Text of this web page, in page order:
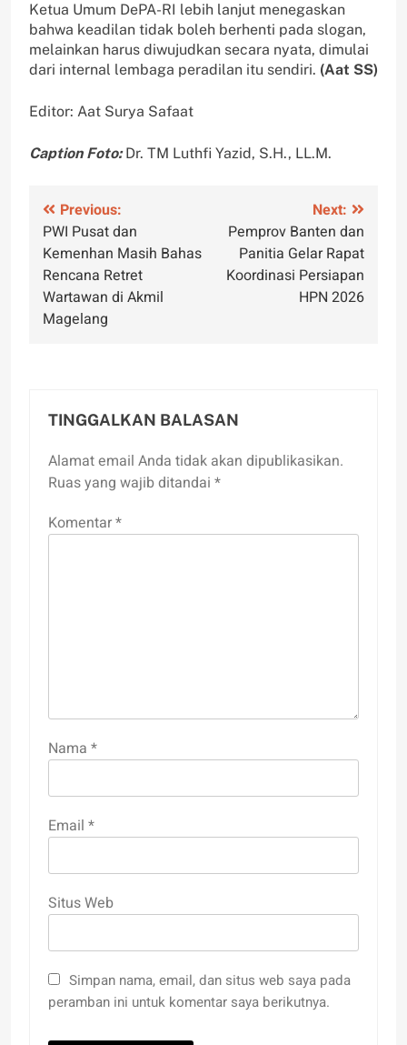
Ketua Umum DePA-RI lebih lanjut menegaskan
bahwa keadilan tidak boleh berhenti pada slogan,
melainkan harus diwujudkan secara nyata, dimulai
dari internal lembaga peradilan itu sendiri. (Aat SS)
Editor: Aat Surya Safaat
Caption Foto:Dr. TM Luthfi Yazid, S.H., LL.M.
Navigasi
pos
Previous:
PWI Pusat dan
Kemenhan Masih Bahas
Rencana Retret
Wartawan di Akmil
Magelang
Next:
Pemprov Banten dan
Panitia Gelar Rapat
Koordinasi Persiapan
HPN 2026
TINGGALKAN BALASAN
Alamat email Anda tidak akan dipublikasikan.
Ruas yang wajib ditandai *
Komentar*
Nama *
Email *
Situs Web
Simpan nama, email, dan situs web saya pada
peramban ini untuk komentar saya berikutnya.